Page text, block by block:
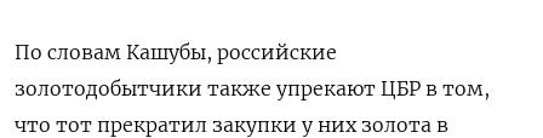
По словам Кашубы, российские
золотодобытчики также упрекают ЦБР в том,
что тот прекратил закупки у них золота в